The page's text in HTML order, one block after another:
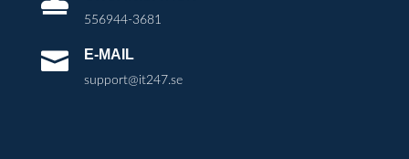
556944-3681
 E-MAIL
support@it247.se